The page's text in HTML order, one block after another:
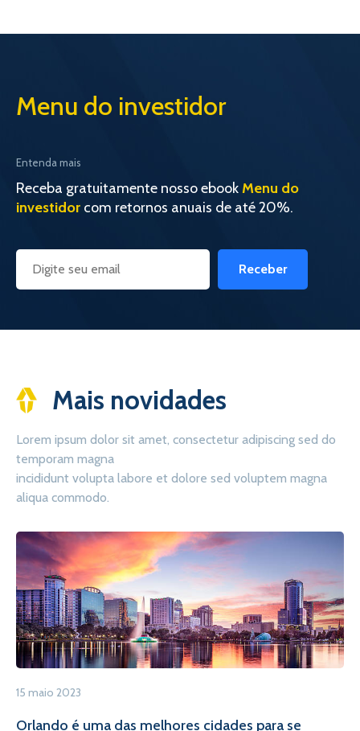
Menu do investidor
Entenda mais
Receba gratuitamente nosso ebookMenu do
investidor com retornos anuais de até 20%.
Receber
Mais novidades
Lorem ipsum dolor sit amet, consectetur adipiscing sed do
temporam magna
incididunt volupta labore et dolore sed voluptem magna
aliqua commodo.
15 maio 2023
Orlando é uma das melhores cidades para se